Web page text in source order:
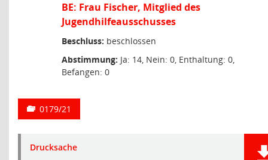
BE: Frau Fischer, Mitglied des
Jugendhilfeausschusses
Beschluss: beschlossen
Abstimmung: Ja: 14, Nein: 0, Enthaltung: 0,
Befangen: 0
0179/21
Drucksache